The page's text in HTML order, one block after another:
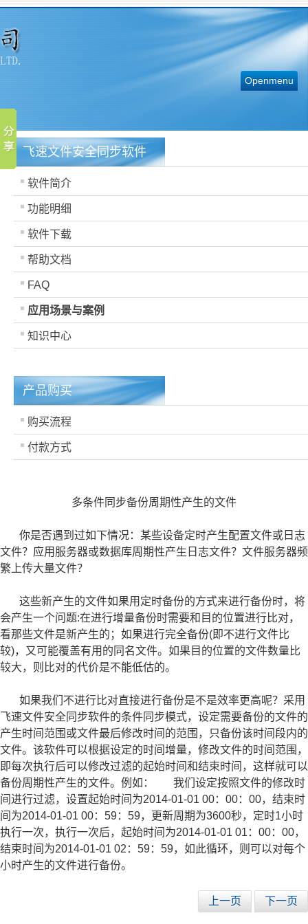
Openmenu
飞速文件安全同步软件
软件简介
功能明细
软件下载
帮助文档
FAQ
应用场景与案例
知识中心
产品购买
购买流程
付款方式
多条件同步备份周期性产生的文件
你是否遇到过如下情况：某些设备定时产生配置文件或日志
文件？应用服务器或数据库周期性产生日志文件？文件服务器频
繁上传大量文件？
这些新产生的文件如果用定时备份的方式来进行备份时，将
会产生一个问题:在进行增量备份时需要和目的位置进行比对，
看那些文件是新产生的；如果进行完全备份(即不进行文件比
较)，又可能覆盖有用的同名文件。如果目的位置的文件数量比
较大，则比对的代价是不能低估的。
如果我们不进行比对直接进行备份是不是效率更高呢？采用
飞速文件安全同步软件的条件同步模式，设定需要备份的文件的
产生时间范围或文件最后修改时间的范围，只备份该时间段内的
文件。该软件可以根据设定的时间增量，修改文件的时间范围，
即每次执行后可以修改过滤的起始时间和结束时间，这样就可以
备份周期性产生的文件。例如： 我们设定按照文件的修改时
间进行过滤，设置起始时间为2014-01-01 00：00：00，结束时
间为2014-01-01 00：59：59，更新周期为3600秒，定时1小时
执行一次，执行一次后，起始时间为2014-01-01 01：00：00，
结束时间为2014-01-01 02：59：59，如此循环，则可以对每个
小时产生的文件进行备份。
上一页 下一页